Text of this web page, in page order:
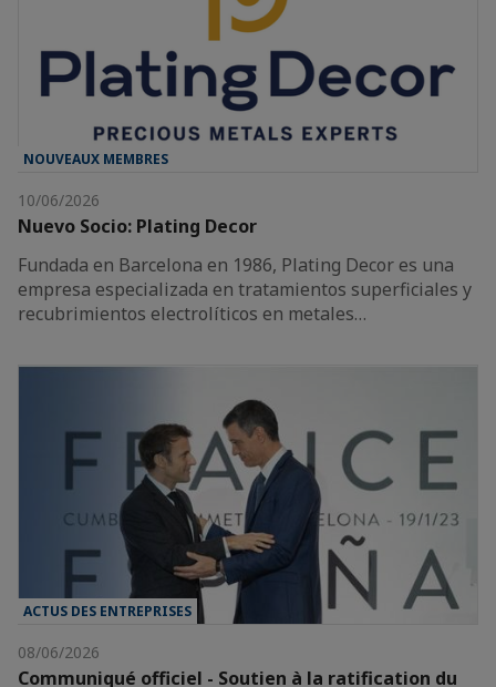
NOUVEAUX MEMBRES
10/06/2026
Nuevo Socio: Plating Decor
Fundada en Barcelona en 1986, Plating Decor es una
empresa especializada en tratamientos superficiales y
recubrimientos electrolíticos en metales…
ACTUS DES ENTREPRISES
08/06/2026
Communiqué officiel - Soutien à la ratification du